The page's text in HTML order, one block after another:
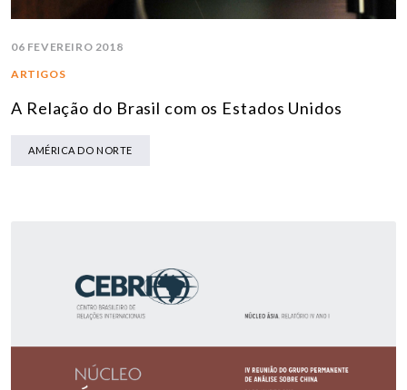
06 FEVEREIRO 2018
ARTIGOS
A Relação do Brasil com os Estados Unidos
AMÉRICA DO NORTE